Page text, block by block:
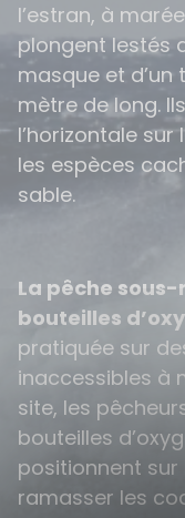
l’estran, à
plongent lestés
masque et d’un
mètre de long.
l’horizontale
les espèces
sable.
La pêche
bouteilles
pratiquée sur
inaccessibles à
site, les
bouteilles
positionnent
ramasser les